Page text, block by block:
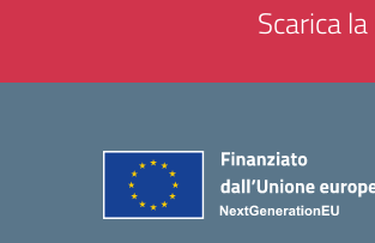
Scarica